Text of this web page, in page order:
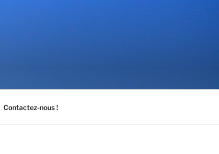
Contactez-nous !